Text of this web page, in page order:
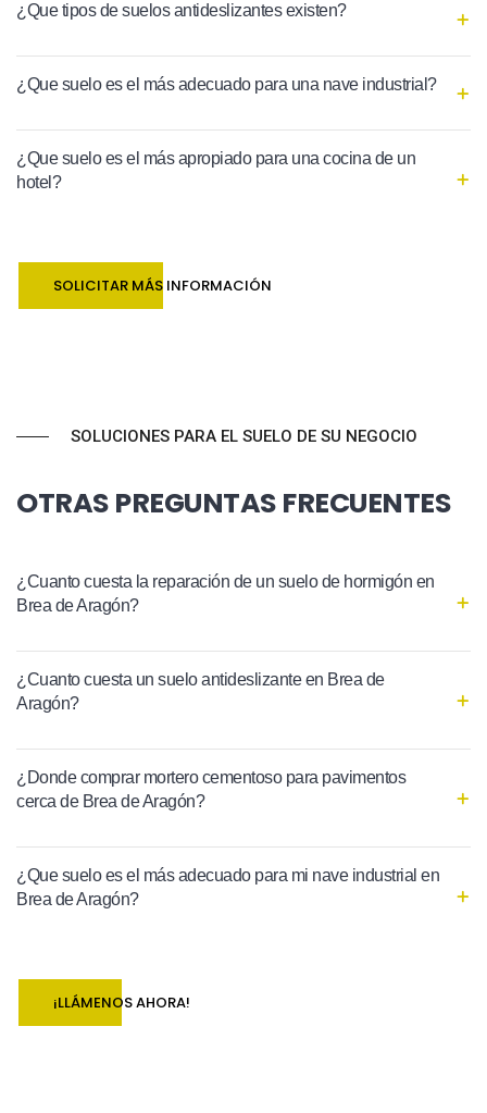
¿Que tipos de suelos antideslizantes existen?
¿Que suelo es el más adecuado para una nave industrial?
¿Que suelo es el más apropiado para una cocina de un
hotel?
SOLICITAR MÁS INFORMACIÓN
SOLUCIONES PARA EL SUELO DE SU NEGOCIO
OTRAS PREGUNTAS FRECUENTES
¿Cuanto cuesta la reparación de un suelo de hormigón en
Brea de Aragón?
¿Cuanto cuesta un suelo antideslizante en Brea de
Aragón?
¿Donde comprar mortero cementoso para pavimentos
cerca de Brea de Aragón?
¿Que suelo es el más adecuado para mi nave industrial en
Brea de Aragón?
¡LLÁMENOS AHORA!